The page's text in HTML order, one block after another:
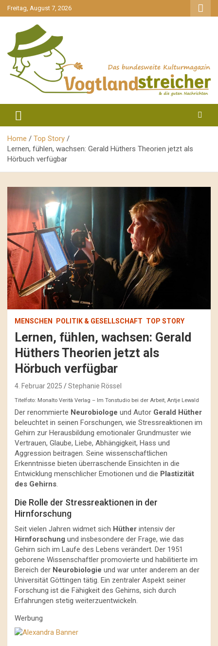
gehe
zum
Freitag, August 7, 2026
Vogtlandstreicher
Home
Top Story
Lernen, fühlen, wachsen: Gerald Hüthers Theorien jetzt als
Hörbuch verfügbar
MENSCHEN POLITIK & GESELLSCHAFT TOP STORY
Lernen, fühlen, wachsen: Gerald
Hüthers Theorien jetzt als
Hörbuch verfügbar
4. Februar 2025 Stephanie Rössel
Titelfoto: Monalto Verità Verlag – Im Tonstudio bei der Arbeit, Antje Lewald
Der renommierte Neurobiologe und Autor Gerald Hüther
beleuchtet in seinen Forschungen, wie Stressreaktionen im
Gehirn zur Herausbildung emotionaler Grundmuster wie
Vertrauen, Glaube, Liebe, Abhängigkeit, Hass und
Aggression beitragen. Seine wissenschaftlichen
Erkenntnisse bieten überraschende Einsichten in die
Entwicklung menschlicher Emotionen und die Plastizität
des Gehirns.
Die Rolle der Stressreaktionen in der
Hirnforschung
Seit vielen Jahren widmet sich Hüther intensiv der
Hirnforschung und insbesondere der Frage, wie das
Gehirn sich im Laufe des Lebens verändert. Der 1951
geborene Wissenschaftler promovierte und habilitierte im
Bereich der Neurobiologie und war unter anderem an der
Universität Göttingen tätig. Ein zentraler Aspekt seiner
Forschung ist die Fähigkeit des Gehirns, sich durch
Erfahrungen stetig weiterzuentwickeln.
Werbung